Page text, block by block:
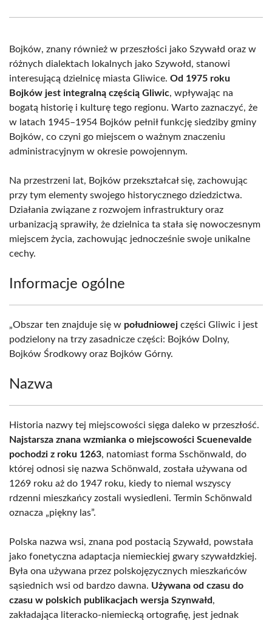
(Twitter)
Bojków, znany również w przeszłości jako Szywałd oraz w
różnych dialektach lokalnych jako Szywołd, stanowi
interesującą dzielnicę miasta Gliwice. Od 1975 roku
Bojków jest integralną częścią Gliwic, wpływając na
bogatą historię i kulturę tego regionu. Warto zaznaczyć, że
w latach 1945–1954 Bojków pełnił funkcję siedziby gminy
Bojków, co czyni go miejscem o ważnym znaczeniu
administracyjnym w okresie powojennym.
Na przestrzeni lat, Bojków przekształcał się, zachowując
przy tym elementy swojego historycznego dziedzictwa.
Działania związane z rozwojem infrastruktury oraz
urbanizacją sprawiły, że dzielnica ta stała się nowoczesnym
miejscem życia, zachowując jednocześnie swoje unikalne
cechy.
Informacje ogólne
„Obszar ten znajduje się w południowej części Gliwic i jest
podzielony na trzy zasadnicze części: Bojków Dolny,
Bojków Środkowy oraz Bojków Górny.
Nazwa
Historia nazwy tej miejscowości sięga daleko w przeszłość.
Najstarsza znana wzmianka o miejscowości Scuenevalde
pochodzi z roku 1263, natomiast forma Sschönwald, do
której odnosi się nazwa Schönwald, została używana od
1269 roku aż do 1947 roku, kiedy to niemal wszyscy
rdzenni mieszkańcy zostali wysiedleni. Termin Schönwald
oznacza „piękny las”.
Polska nazwa wsi, znana pod postacią Szywałd, powstała
jako fonetyczna adaptacja niemieckiej gwary szywałdzkiej.
Była ona używana przez polskojęzycznych mieszkańców
sąsiednich wsi od bardzo dawna. Używana od czasu do
czasu w polskich publikacjach wersja Szynwałd,
zakładająca literacko-niemiecką ortografię, jest jednak